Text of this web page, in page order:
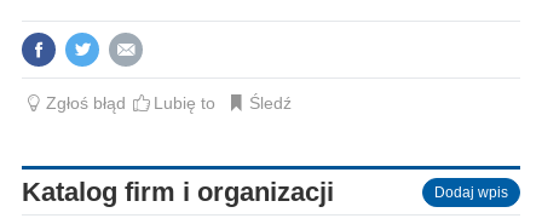
Zgłoś błąd Lubię to Śledź
Katalog firm i organizacji Dodaj wpis